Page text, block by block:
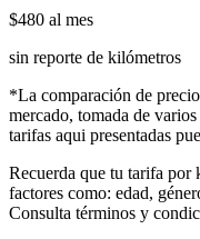
$480 al mes
sin reporte de kilómetros
*La comparación de
mercado, tomada de
tarifas aqui presentadas
Recuerda que tu tarifa por
factores como: edad,
Consulta términos y